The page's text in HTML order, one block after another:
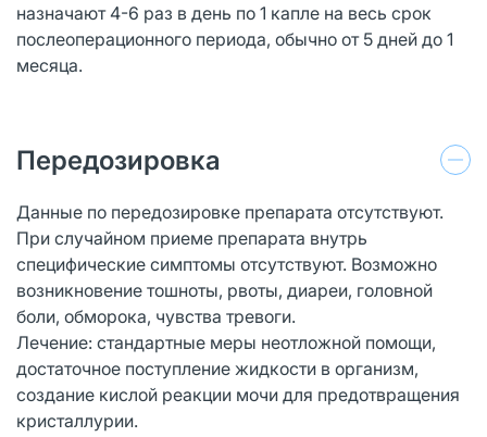
назначают 4-6 раз в день по 1 капле на весь срок
послеоперационного периода, обычно от 5 дней до 1
месяца.
Передозировка
Данные по передозировке препарата отсутствуют.
При случайном приеме препарата внутрь
специфические симптомы отсутствуют. Возможно
возникновение тошноты, рвоты, диареи, головной
боли, обморока, чувства тревоги.
Лечение: стандартные меры неотложной помощи,
достаточное поступление жидкости в организм,
создание кислой реакции мочи для предотвращения
кристаллурии.